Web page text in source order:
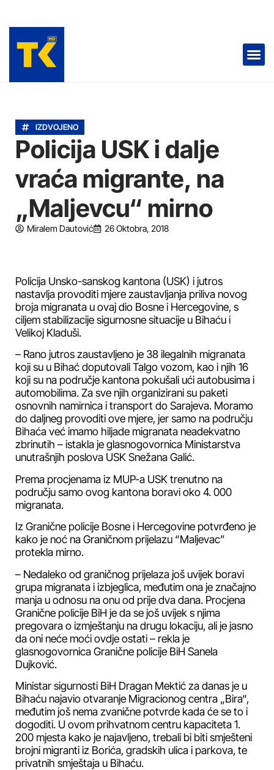
IZDVOJENO
Policija USK i dalje
vraća migrante, na
„Maljevcu“ mirno
Miralem Dautović 26 Oktobra, 2018
Policija Unsko-sanskog kantona (USK) i jutros
nastavlja provoditi mjere zaustavljanja priliva novog
broja migranata u ovaj dio Bosne i Hercegovine, s
ciljem stabilizacije sigurnosne situacije u Bihaću i
Velikoj Kladuši.
– Rano jutros zaustavljeno je 38 ilegalnih migranata
koji su u Bihać doputovali Talgo vozom, kao i njih 16
koji su na područje kantona pokušali ući autobusima i
automobilima. Za sve njih organizirani su paketi
osnovnih namirnica i transport do Sarajeva. Moramo
do daljneg provoditi ove mjere, jer samo na području
Bihaća već imamo hiljade migranata neadekvatno
zbrinutih – istakla je glasnogovornica Ministarstva
unutrašnjih poslova USK Snežana Galić.
Prema procjenama iz MUP-a USK trenutno na
području samo ovog kantona boravi oko 4. 000
migranata.
Iz Granične policije Bosne i Hercegovine potvrđeno je
kako je noć na Graničnom prijelazu “Maljevac”
protekla mirno.
– Nedaleko od graničnog prijelaza još uvijek boravi
grupa migranata i izbjeglica, međutim ona je značajno
manja u odnosu na onu od prije dva dana. Procjena
Granične policije BiH je da se još uvijek s njima
pregovara o izmještanju na drugu lokaciju, ali je jasno
da oni neće moći ovdje ostati – rekla je
glasnogovornica Granične policije BiH Sanela
Dujković.
Ministar sigurnosti BiH Dragan Mektić za danas je u
Bihaću najavio otvaranje Migracionog centra „Bira“,
međutim još nema zvanične potvrde kada će se to i
dogoditi. U ovom prihvatnom centru kapaciteta 1.
200 mjesta kako je najavljeno, trebali bi biti smješteni
brojni migranti iz Borića, gradskih ulica i parkova, te
privatnih smještaja u Bihaću.